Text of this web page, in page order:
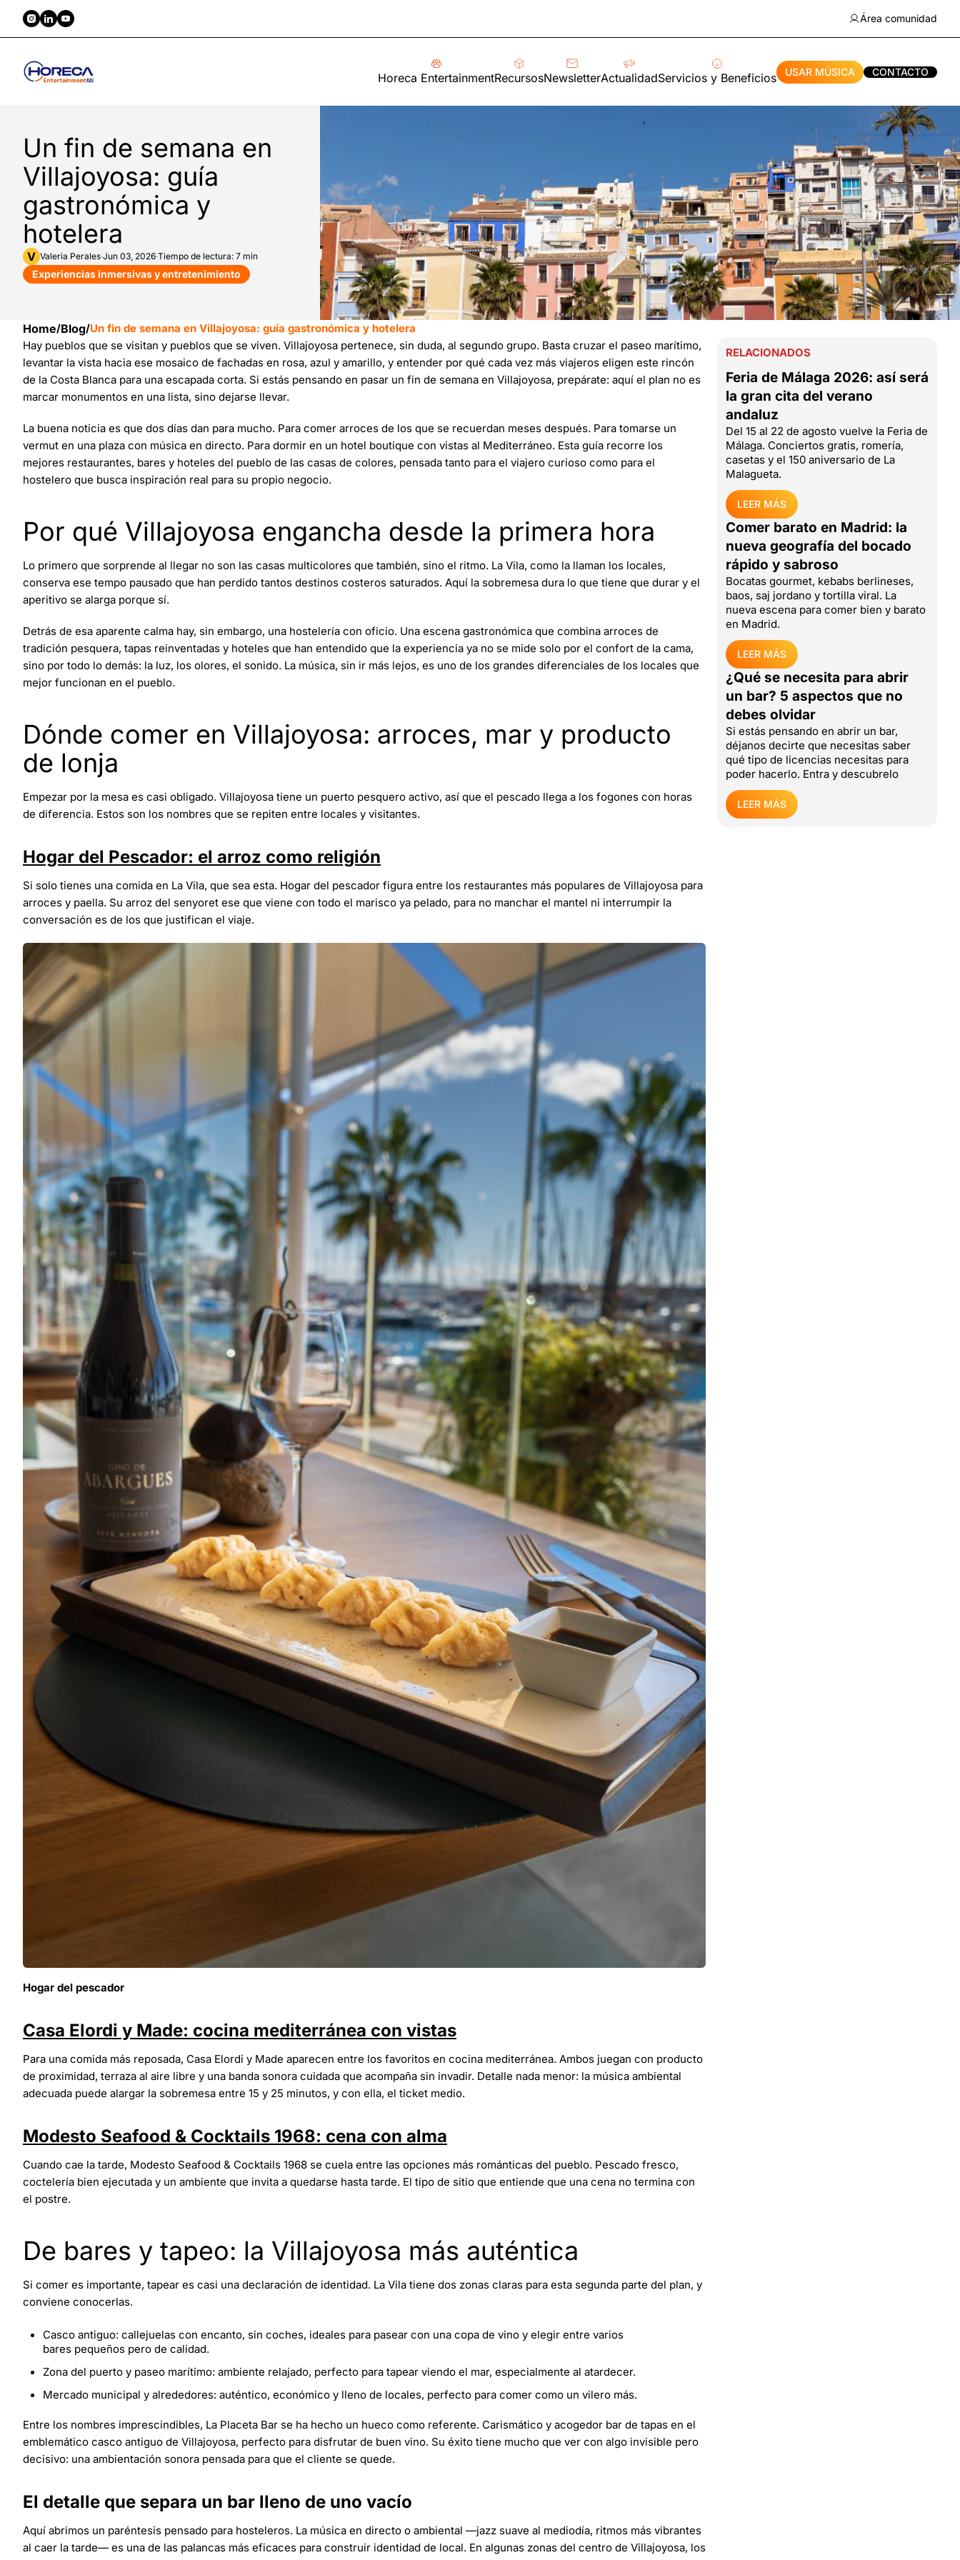
Área comunidad
Horeca EntertainmentRecursosNewsletterActualidadServicios y Beneficios USAR MÚSICA CONTACTO
Un fin de semana en
Villajoyosa: guía
gastronómica y
hotelera
V Valeria Perales·Jun 03, 2026·Tiempo de lectura: 7 min
Experiencias inmersivas y entretenimiento
Home/Blog/Un fin de semana en Villajoyosa: guía gastronómica y hotelera
Hay pueblos que se visitan y pueblos que se viven. Villajoyosa pertenece, sin duda, al segundo grupo. Basta cruzar el paseo marítimo,
levantar la vista hacia ese mosaico de fachadas en rosa, azul y amarillo, y entender por qué cada vez más viajeros eligen este rincón
de la Costa Blanca para una escapada corta. Si estás pensando en pasar un fin de semana en Villajoyosa, prepárate: aquí el plan no es
marcar monumentos en una lista, sino dejarse llevar.
La buena noticia es que dos días dan para mucho. Para comer arroces de los que se recuerdan meses después. Para tomarse un
vermut en una plaza con música en directo. Para dormir en un hotel boutique con vistas al Mediterráneo. Esta guía recorre los
mejores restaurantes, bares y hoteles del pueblo de las casas de colores, pensada tanto para el viajero curioso como para el
hostelero que busca inspiración real para su propio negocio.
Por qué Villajoyosa engancha desde la primera hora
Lo primero que sorprende al llegar no son las casas multicolores que también, sino el ritmo. La Vila, como la llaman los locales,
conserva ese tempo pausado que han perdido tantos destinos costeros saturados. Aquí la sobremesa dura lo que tiene que durar y el
aperitivo se alarga porque sí.
Detrás de esa aparente calma hay, sin embargo, una hostelería con oficio. Una escena gastronómica que combina arroces de
tradición pesquera, tapas reinventadas y hoteles que han entendido que la experiencia ya no se mide solo por el confort de la cama,
sino por todo lo demás: la luz, los olores, el sonido. La música, sin ir más lejos, es uno de los grandes diferenciales de los locales que
mejor funcionan en el pueblo.
Dónde comer en Villajoyosa: arroces, mar y producto
de lonja
Empezar por la mesa es casi obligado. Villajoyosa tiene un puerto pesquero activo, así que el pescado llega a los fogones con horas
de diferencia. Estos son los nombres que se repiten entre locales y visitantes.
Hogar del Pescador: el arroz como religión
Si solo tienes una comida en La Vila, que sea esta. Hogar del pescador figura entre los restaurantes más populares de Villajoyosa para
arroces y paella. Su arroz del senyoret ese que viene con todo el marisco ya pelado, para no manchar el mantel ni interrumpir la
conversación es de los que justifican el viaje.
Hogar del pescador
Casa Elordi y Made: cocina mediterránea con vistas
Para una comida más reposada, Casa Elordi y Made aparecen entre los favoritos en cocina mediterránea. Ambos juegan con producto
de proximidad, terraza al aire libre y una banda sonora cuidada que acompaña sin invadir. Detalle nada menor: la música ambiental
adecuada puede alargar la sobremesa entre 15 y 25 minutos, y con ella, el ticket medio.
Modesto Seafood & Cocktails 1968: cena con alma
Cuando cae la tarde, Modesto Seafood & Cocktails 1968 se cuela entre las opciones más románticas del pueblo. Pescado fresco,
coctelería bien ejecutada y un ambiente que invita a quedarse hasta tarde. El tipo de sitio que entiende que una cena no termina con
el postre.
De bares y tapeo: la Villajoyosa más auténtica
Si comer es importante, tapear es casi una declaración de identidad. La Vila tiene dos zonas claras para esta segunda parte del plan, y
conviene conocerlas.
Casco antiguo: callejuelas con encanto, sin coches, ideales para pasear con una copa de vino y elegir entre varios
bares pequeños pero de calidad.
Zona del puerto y paseo marítimo: ambiente relajado, perfecto para tapear viendo el mar, especialmente al atardecer.
Mercado municipal y alrededores: auténtico, económico y lleno de locales, perfecto para comer como un vilero más.
Entre los nombres imprescindibles, La Placeta Bar se ha hecho un hueco como referente. Carismático y acogedor bar de tapas en el
emblemático casco antiguo de Villajoyosa, perfecto para disfrutar de buen vino. Su éxito tiene mucho que ver con algo invisible pero
decisivo: una ambientación sonora pensada para que el cliente se quede.
El detalle que separa un bar lleno de uno vacío
Aquí abrimos un paréntesis pensado para hosteleros. La música en directo o ambiental —jazz suave al mediodía, ritmos más vibrantes
al caer la tarde— es una de las palancas más eficaces para construir identidad de local. En algunas zonas del centro de Villajoyosa, los
RELACIONADOS
Feria de Málaga 2026: así será
la gran cita del verano
andaluz
Del 15 al 22 de agosto vuelve la Feria de
Málaga. Conciertos gratis, romería,
casetas y el 150 aniversario de La
Malagueta.
LEER MÁS
Comer barato en Madrid: la
nueva geografía del bocado
rápido y sabroso
Bocatas gourmet, kebabs berlineses,
baos, saj jordano y tortilla viral. La
nueva escena para comer bien y barato
en Madrid.
LEER MÁS
¿Qué se necesita para abrir
un bar? 5 aspectos que no
debes olvidar
Si estás pensando en abrir un bar,
déjanos decirte que necesitas saber
qué tipo de licencias necesitas para
poder hacerlo. Entra y descubrelo
LEER MÁS